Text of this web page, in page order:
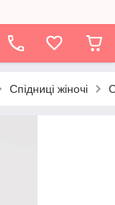
Спідниці жіночі